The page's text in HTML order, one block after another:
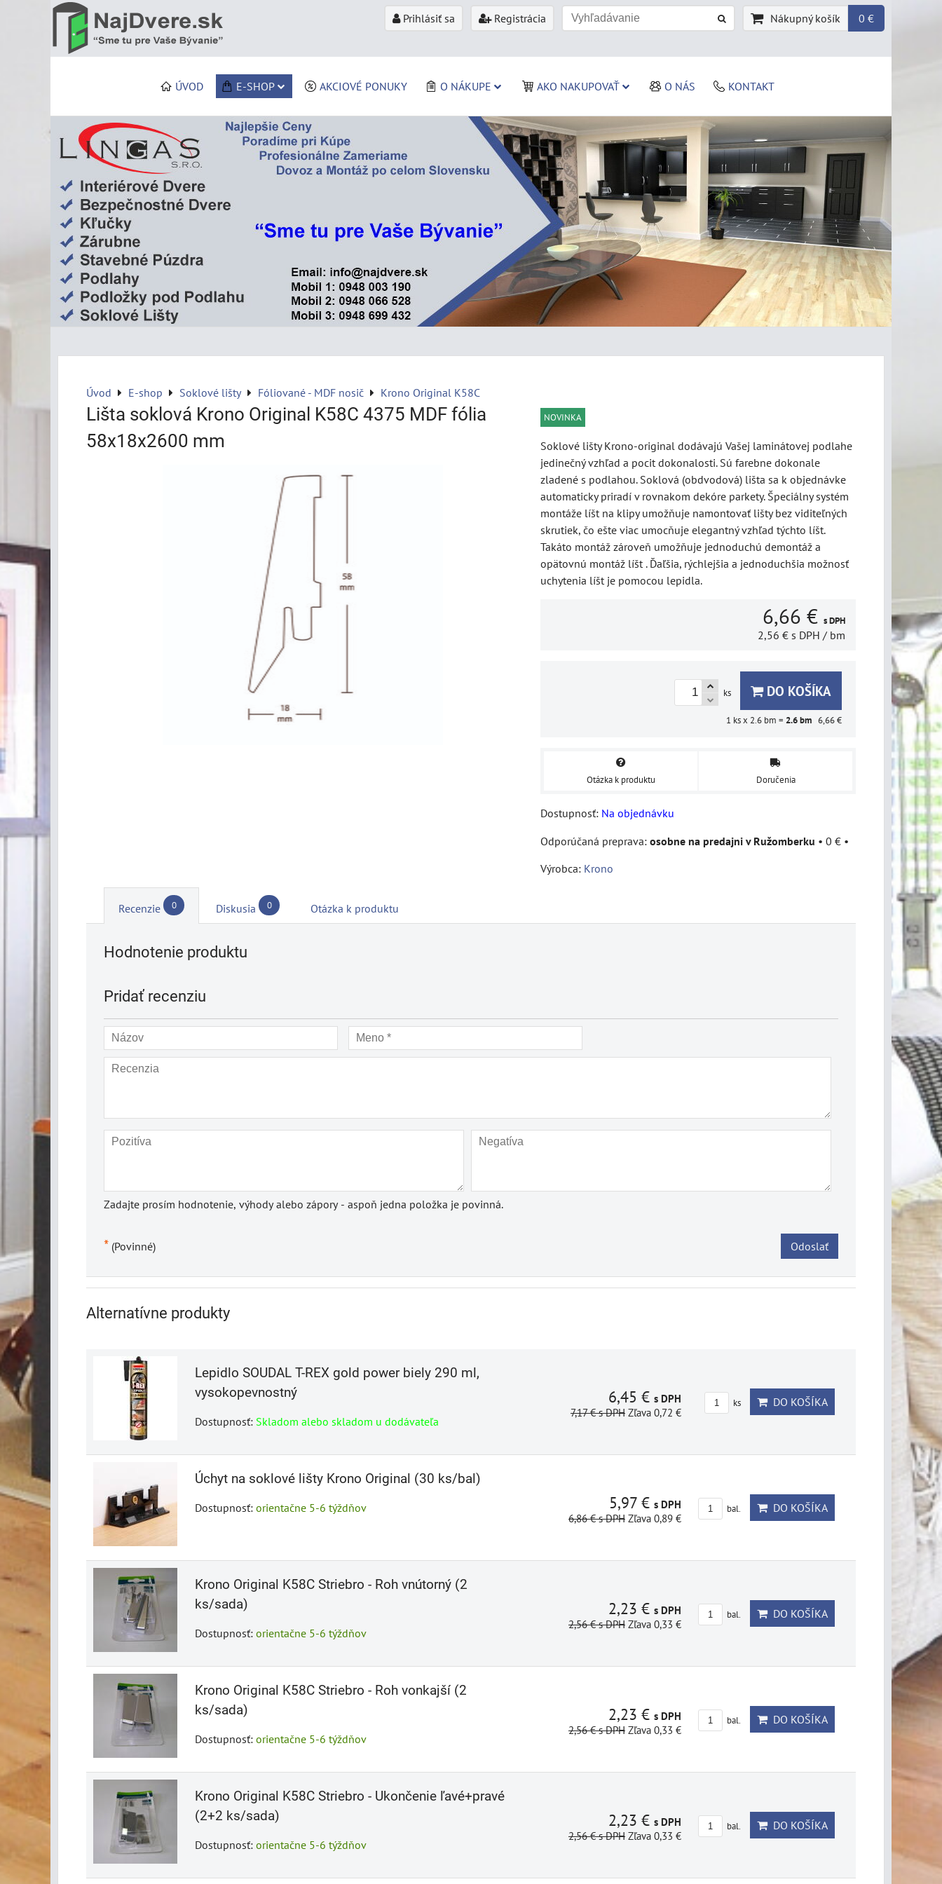
Prihlásiť sa Registrácia Nákupný košík 0 €
ÚVOD E-SHOP AKCIOVÉ PONUKY O NÁKUPE AKO NAKUPOVAŤ O NÁS KONTAKT
Úvod E-shop Soklové lišty Fóliované - MDF nosič Krono Original K58C
Lišta soklová Krono Original K58C 4375 MDF fólia
58x18x2600 mm
NOVINKA
Soklové lišty Krono-original dodávajú Vašej laminátovej podlahe
jedinečný vzhľad a pocit dokonalosti. Sú farebne dokonale
zladené s podlahou. Soklová (obdvodová) lišta sa k objednávke
automaticky priradí v rovnakom dekóre parkety. Špeciálny systém
montáže líšt na klipy umožňuje namontovať lišty bez viditeľných
skrutiek, čo ešte viac umocňuje elegantný vzhľad týchto líšt.
Takáto montáž zároveň umožňuje jednoduchú demontáž a
opätovnú montáž líšt . Ďaľšia, rýchlejšia a jednoduchšia možnosť
uchytenia líšt je pomocou lepidla.
6,66 € s DPH
2,56 € s DPH / bm
ks DO KOŠÍKA
1 ks x 2.6 bm = 2.6bm 6,66 €
Otázka k produktu Doručenia
Dostupnosť: Na objednávku
osobne na predajni v Ružomberku • 0 € •
Výrobca: Krono
Recenzie 0 Diskusia 0 Otázka k produktu
Hodnotenie produktu
Pridať recenziu
Zadajte prosím hodnotenie, výhody alebo zápory - aspoň jedna položka je povinná.
* (Povinné) Odoslať
Alternatívne produkty
Lepidlo SOUDAL T-REX gold power biely 290 ml,
vysokopevnostný
Dostupnosť: Skladom alebo skladom u dodávateľa
6,45 € s DPH
7,17 €s DPH Zľava 0,72 €
ks DO KOŠÍKA
Úchyt na soklové lišty Krono Original (30 ks/bal)
Dostupnosť: orientačne 5-6 týždňov 5,97 € s DPH
6,86 €s DPH Zľava 0,89 €
bal. DO KOŠÍKA
Krono Original K58C Striebro - Roh vnútorný (2
ks/sada)
Dostupnosť: orientačne 5-6 týždňov
2,23 € s DPH
2,56 €s DPH Zľava 0,33 €
bal. DO KOŠÍKA
Krono Original K58C Striebro - Roh vonkajší (2
ks/sada)
Dostupnosť: orientačne 5-6 týždňov
2,23 € s DPH
2,56 €s DPH Zľava 0,33 €
bal. DO KOŠÍKA
Krono Original K58C Striebro - Ukončenie ľavé+pravé
(2+2 ks/sada)
Dostupnosť: orientačne 5-6 týždňov
2,23 € s DPH
2,56 €s DPH Zľava 0,33 €
bal. DO KOŠÍKA